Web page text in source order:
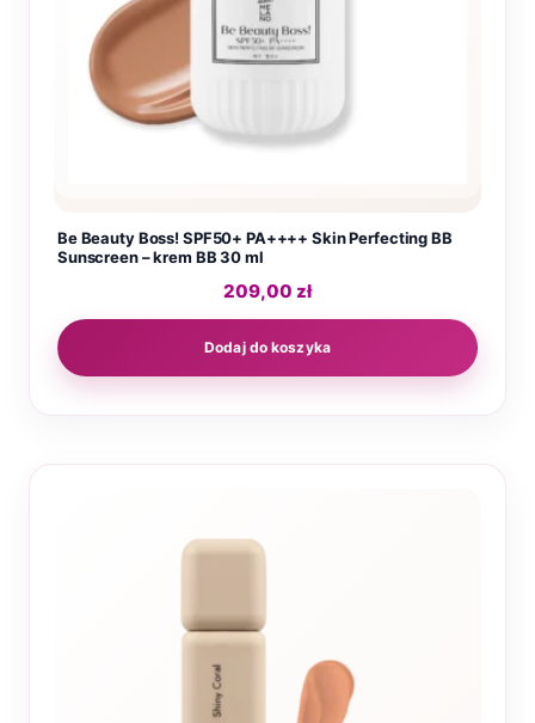
Be Beauty Boss! SPF50+ PA++++ Skin Perfecting BB
Sunscreen – krem BB 30 ml
209,00 zł
Dodaj do koszyka